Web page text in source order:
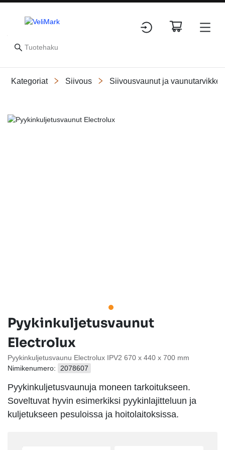
Kategoriat Siivous Siivousvaunut ja
Slide 1 of 1
Pyykinkuljetusvaunut
Electrolux
Pyykinkuljetusvaunu Electrolux IPV2 670 x 440 x 700 mm
Nimikenumero:
2078607
Pyykinkuljetusvaunuja moneen tarkoitukseen.
Soveltuvat hyvin esimerkiksi pyykinlajitteluun ja
kuljetukseen pesuloissa ja hoitolaitoksissa.